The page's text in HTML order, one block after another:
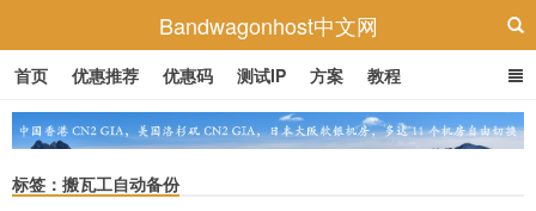
Bandwagonhost中文网
首页 优惠推荐 优惠码 测试IP 方案 教程
标签：搬瓦工自动备份